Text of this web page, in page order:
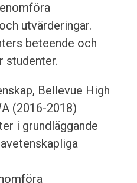
utvärderingar.
beteende och
studenter.
Bellevue High
(2016-2018)
i grundläggande